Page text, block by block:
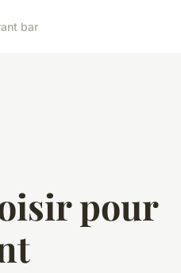
bar
pour